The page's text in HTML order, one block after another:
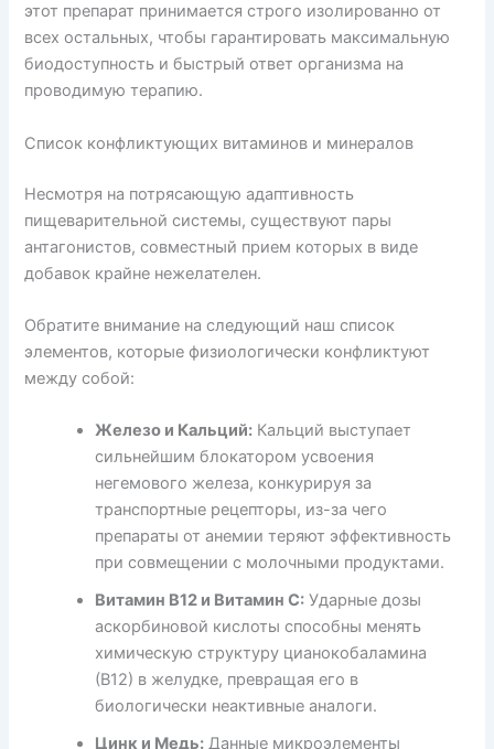
этот препарат принимается строго изолированно от
всех остальных, чтобы гарантировать максимальную
биодоступность и быстрый ответ организма на
проводимую терапию.
Список конфликтующих витаминов и минералов
Несмотря на потрясающую адаптивность
пищеварительной системы, существуют пары
антагонистов, совместный прием которых в виде
добавок крайне нежелателен.
Обратите внимание на следующий наш список
элементов, которые физиологически конфликтуют
между собой:
Железо и Кальций: Кальций выступает
сильнейшим блокатором усвоения
негемового железа, конкурируя за
транспортные рецепторы, из-за чего
препараты от анемии теряют эффективность
при совмещении с молочными продуктами.
Витамин В12 и Витамин С: Ударные дозы
аскорбиновой кислоты способны менять
химическую структуру цианокобаламина
(В12) в желудке, превращая его в
биологически неактивные аналоги.
Цинк и Медь: Данные микроэлементы